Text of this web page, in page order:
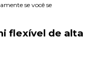
se você se
flexível de alta